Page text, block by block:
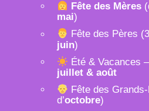
Fête des Mères
mai)
Fête des Pères
juin)
Été & Vacances
juillet & août
Fête des
d’octobre)